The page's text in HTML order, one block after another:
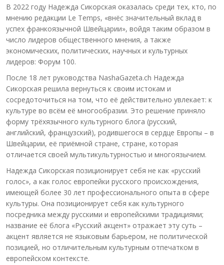
В 2022 году Надежда Сикорская оказалась среди тех, кто, по
мнению редакции Le Temps, «внёс значительный вклад в
успех франкоязычной Швейцарии», войдя таким образом в
число лидеров общественного мнения, а также
экономических, политических, научных и культурных
лидеров: Форум 100.
После 18 лет руководства NashaGazeta.ch Надежда
Сикорская решила вернуться к своим истокам и
сосредоточиться на том, что её действительно увлекает: к
культуре во всём её многообразии. Это решение приняло
форму трёхязычного культурного блога (русский,
английский, французский), родившегося в сердце Европы – в
Швейцарии, её приёмной стране, стране, которая
отличается своей мультикультурностью и многоязычием.
Надежда Сикорская позиционирует себя не как «русский
голос», а как голос европейки русского происхождения,
имеющей более 30 лет профессионального опыта в сфере
культуры. Она позиционирует себя как культурного
посредника между русскими и европейскими традициями;
название её блога «Русский акцент» отражает эту суть –
акцент является не языковым барьером, не политической
позицией, но отличительным культурным отпечатком в
европейском контексте.